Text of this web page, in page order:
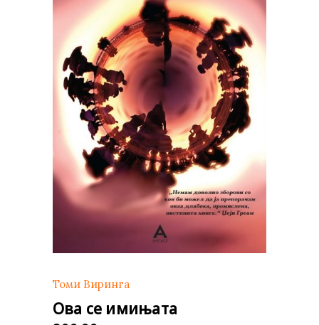
Томи Виринга
Ова се имињата